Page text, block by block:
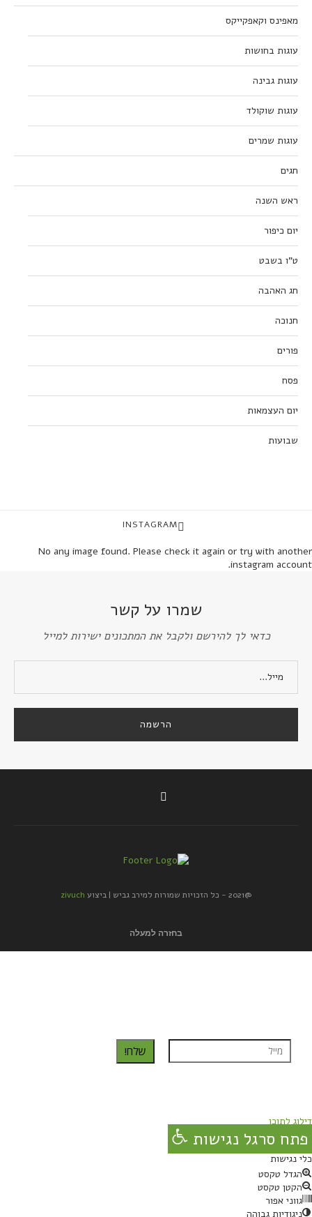
מאפינס וקאפקייקס
עוגות בחושות
עוגות גבינה
עוגות שוקולד
עוגות שמרים
חגים
ראש השנה
יום כיפור
ט”ו בשבט
חג האהבה
חנוכה
פורים
פסח
יום העצמאות
שבועות
INSTAGRAM
No any image found. Please check it again or try with another
instagram account.
שמרו על קשר
כדאי לך להירשם ולקבל את המתכונים ישירות למייל
@2021 - כל הזכויות שמורות למירב גביש | ביצוע zivuch
בחזרה למעלה
שלח!
דילוג לתוכן
פתח סרגל נגישות
כלי נגישות
הגדל טקסט
הקטן טקסט
גווני אפור
ניגודיות גבוהה